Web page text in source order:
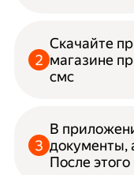
Скачайте
магазине
смс
В
документы,
После